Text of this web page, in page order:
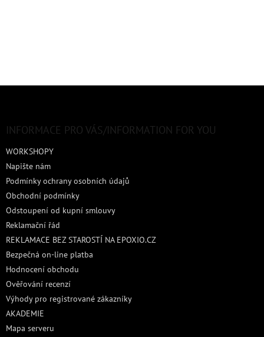
INFORMACE PRO VÁS/INFORMATION FOR YOU
WORKSHOPY
Napište nám
Podmínky ochrany osobních údajů
Obchodní podmínky
Odstoupení od kupní smlouvy
Reklamační řád
REKLAMACE BEZ STAROSTÍ NA EPOXIO.CZ
Bezpečná on-line platba
Hodnocení obchodu
Ověřování recenzí
Výhody pro registrované zákazníky
AKADEMIE
Mapa serveru